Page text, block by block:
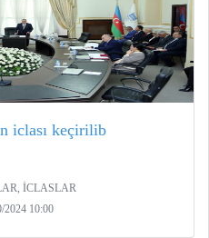
iclası keçirilib
İCLASLAR
2024 10:00